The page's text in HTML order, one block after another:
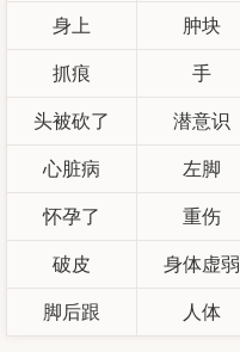
身上 肿块
抓痕 手
头被砍了 潜意识
心脏病 左脚
怀孕了 重伤
破皮 身体虚弱
脚后跟 人体